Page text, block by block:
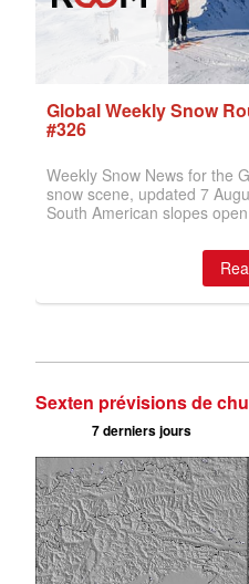
Sexten prévisions de
7 derniers jours